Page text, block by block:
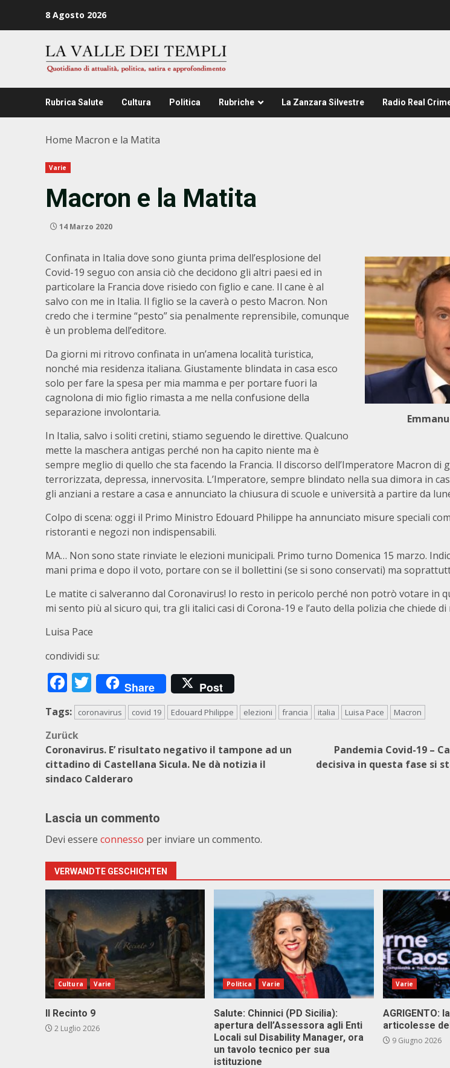
8 Agosto 2026
Rubrica Salute Cultura Politica Rubriche La Zanzara Silvestre Radio Real
Home Macron e la Matita
Varie
Macron e la Matita
14 Marzo 2020
Confinata in Italia dove sono giunta prima dell’esplosione del
Covid-19 seguo con ansia ciò che decidono gli altri paesi ed in
particolare la Francia dove risiedo con figlio e cane. Il cane è al
salvo con me in Italia. Il figlio se la caverà o pesto Macron. Non
credo che i termine “pesto” sia penalmente reprensibile, comunque
è un problema dell’editore.
Da giorni mi ritrovo confinata in un’amena località turistica,
nonché mia residenza italiana. Giustamente blindata in casa esco
solo per fare la spesa per mia mamma e per portare fuori la
cagnolona di mio figlio rimasta a me nella confusione della
separazione involontaria.
In Italia, salvo i soliti cretini, stiamo seguendo le direttive. Qualcuno
mette la maschera antigas perché non ha capito niente ma è
sempre meglio di quello che sta facendo la Francia. Il discorso dell’Imperatore Macron di
terrorizzata, depressa, innervosita. L’Imperatore, sempre blindato nella sua dimora in
gli anziani a restare a casa e annunciato la chiusura di scuole e università a partire da
Colpo di scena: oggi il Primo Ministro Edouard Philippe ha annunciato misure speciali
ristoranti e negozi non indispensabili.
MA… Non sono state rinviate le elezioni municipali. Primo turno Domenica 15 marzo.
mani prima e dopo il voto, portare con se il bollettini (se si sono conservati) ma
Le matite ci salveranno dal Coronavirus! Io resto in pericolo perché non potrò votare in
mi sento più al sicuro qui, tra gli italici casi di Corona-19 e l’auto della polizia che chiede di
Luisa Pace
condividi su:
Facebook
Twitter
Share Post
Tags: coronavirus covid 19 Edouard Philippe elezioni francia italia Luisa Pace Macron
Beitragsnavigation
Zurück
Coronavirus. E’ risultato negativo il tampone ad un
cittadino di Castellana Sicula. Ne dà notizia il
sindaco Calderaro
Pandemia Covid-19 –
decisiva in questa fase si
Lascia un commento
Devi essere connesso per inviare un commento.
VERWANDTE GESCHICHTEN
Cultura Varie
Il Recinto 9
2 Luglio 2026
Politica Varie
Salute: Chinnici (PD Sicilia):
apertura dell’Assessora agli Enti
Locali sul Disability Manager, ora
un tavolo tecnico per sua
istituzione
Varie
AGRIGENTO:
articolesse
9 Giugno 2026